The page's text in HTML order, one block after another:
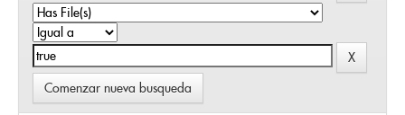
Comenzar nueva busqueda